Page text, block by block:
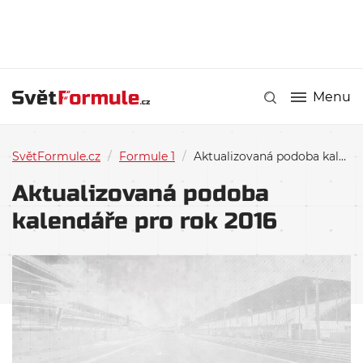
Menu
SvětFormule.cz / Formule 1 / Aktualizovaná podoba kalendáře pro rok 2016
Aktualizovaná podoba
kalendáře pro rok 2016